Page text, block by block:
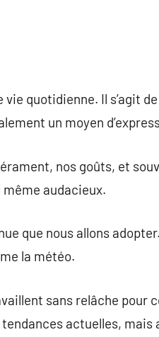
quotidienne. Il s’agit
un moyen
nos goûts, et
audacieux.
que nous allons
la météo.
sans relâche pour
tendances actuelles,